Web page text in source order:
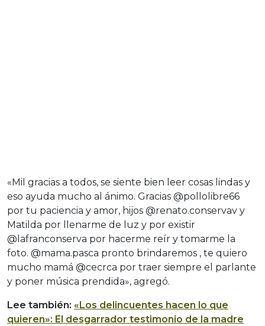
«Mil gracias a todos, se siente bien leer cosas lindas y
eso ayuda mucho al ánimo. Gracias @pollolibre66
por tu paciencia y amor, hijos @renato.conservav y
Matilda por llenarme de luz y por existir
@lafranconserva por hacerme reír y tomarme la
foto. @mama.pasca pronto brindaremos , te quiero
mucho mamá @cecrca por traer siempre el parlante
y poner música prendida», agregó.
Lee también: «Los delincuentes hacen lo que
quieren»: El desgarrador testimonio de la madre